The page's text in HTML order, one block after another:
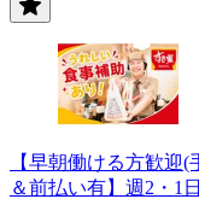
【早朝働ける方歓
＆前払い有】週2・1